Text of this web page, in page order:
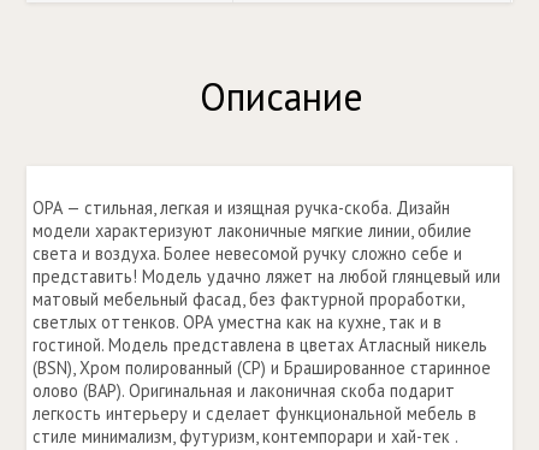
Описание
ОРА — стильная, легкая и изящная ручка-скоба. Дизайн
модели характеризуют лаконичные мягкие линии, обилие
света и воздуха. Более невесомой ручку сложно себе и
представить! Модель удачно ляжет на любой глянцевый или
матовый мебельный фасад, без фактурной проработки,
светлых оттенков. ОРА уместна как на кухне, так и в
гостиной. Модель представлена в цветах Атласный никель
(BSN), Хром полированный (СP) и Брашированное старинное
олово (BAP). Оригинальная и лаконичная скоба подарит
легкость интерьеру и сделает функциональной мебель в
стиле минимализм, футуризм, контемпорари и хай-тек .